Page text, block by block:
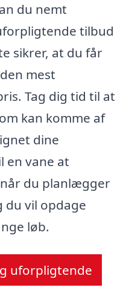
du nemt
tilbud
sikrer, at du får
mest
Tag dig tid til at
kan komme af
dine
en vane at
du planlægger
du vil opdage
løb.
uforpligtende